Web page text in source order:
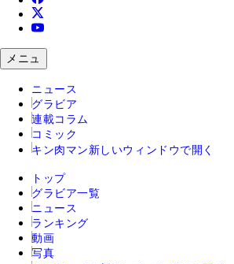
メニュ
ニュース
グラビア
連載コラム
コミック
キン肉マン 新しいウィンドウで開く
トップ
グラビア一覧
ニュース
ランキング
動画
写真